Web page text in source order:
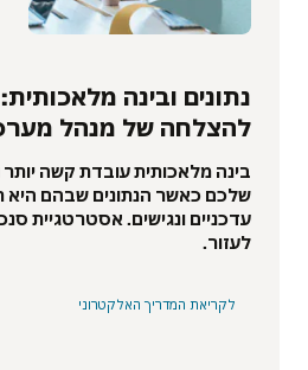
נתונים ובינה
להצלחה של מנהל
בינה מלאכותית עובדת קשה
שלכם כאשר הנתונים שבהם היא
עדכניים ונגישים. אסטרטגיית
לעזור.
לקריאת המדריך האלקטרוני